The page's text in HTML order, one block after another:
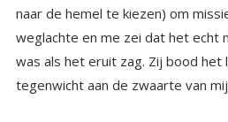
tegenwicht aan de zwaarte van